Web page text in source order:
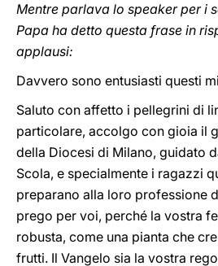
Mentre parlava lo speaker per i
Papa ha detto questa frase in
applausi:
Davvero sono entusiasti questi
Saluto con affetto i pellegrini di
particolare, accolgo con gioia il
della Diocesi di Milano, guidato
Scola, e specialmente i ragazzi
preparano alla loro professione
prego per voi, perché la vostra
robusta, come una pianta che
frutti. Il Vangelo sia la vostra